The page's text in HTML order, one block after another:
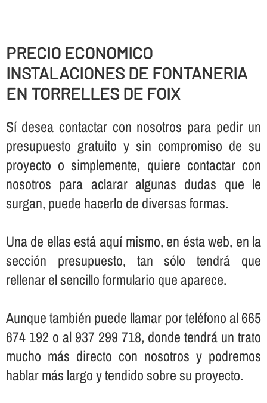
PRECIO ECONOMICO
INSTALACIONES DE FONTANERIA
EN TORRELLES DE FOIX
Sí­ desea contactar con nosotros para pedir un
presupuesto gratuito y sin compromiso de su
proyecto o simplemente, quiere contactar con
nosotros para aclarar algunas dudas que le
surgan, puede hacerlo de diversas formas.
Una de ellas está aquí­ mismo, en ésta web, en la
sección presupuesto, tan sólo tendrá que
rellenar el sencillo formulario que aparece.
Aunque también puede llamar por teléfono al 665
674 192 o al 937 299 718, donde tendrá un trato
mucho más directo con nosotros y podremos
hablar más largo y tendido sobre su proyecto.